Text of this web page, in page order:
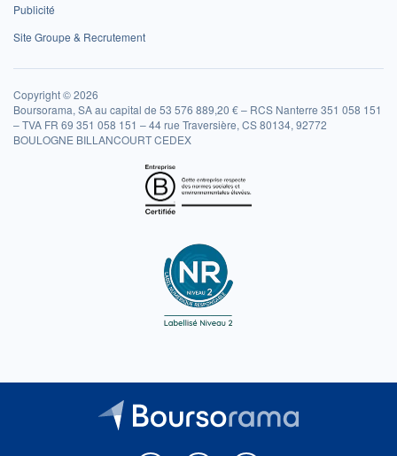
Publicité
Site Groupe & Recrutement
Copyright © 2026
Boursorama, SA au capital de 53 576 889,20 € – RCS Nanterre 351 058 151
– TVA FR 69 351 058 151 – 44 rue Traversière, CS 80134, 92772
BOULOGNE BILLANCOURT CEDEX